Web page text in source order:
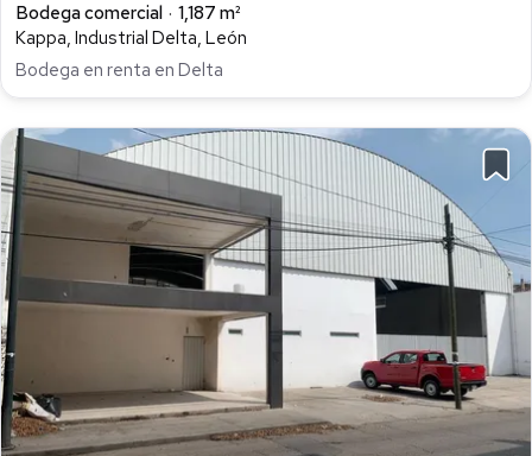
Bodega comercial
1,187 m²
Kappa, Industrial Delta, León
Bodega en renta en Delta